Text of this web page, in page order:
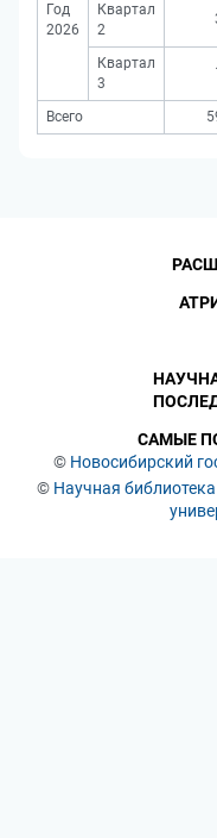
Год
2026
Квартал
2
Квартал
3
Всего
© Новосибирский
© Научная
САМЫЕ